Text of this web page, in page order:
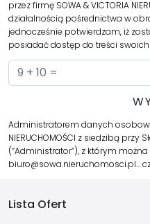
przez firmę SOWA & VICTORIA
działalnością pośrednictwa w
jednocześnie potwierdzam, iż
posiadać dostęp do treści
Administratorem danych
NIERUCHOMOŚCI z siedzibą przy
(“Administrator”), z którym
biuro@sowa.nieruchomosci.pl…
Lista Ofert